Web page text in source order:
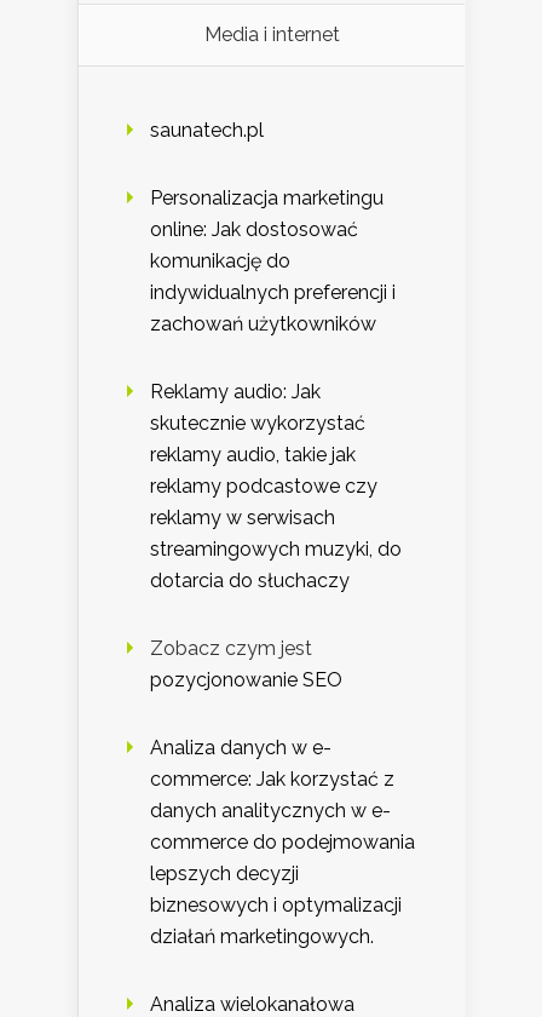
Media i internet
saunatech.pl
Personalizacja marketingu
online: Jak dostosować
komunikację do
indywidualnych preferencji i
zachowań użytkowników
Reklamy audio: Jak
skutecznie wykorzystać
reklamy audio, takie jak
reklamy podcastowe czy
reklamy w serwisach
streamingowych muzyki, do
dotarcia do słuchaczy
Zobacz czym jest
pozycjonowanie SEO
Analiza danych w e-
commerce: Jak korzystać z
danych analitycznych w e-
commerce do podejmowania
lepszych decyzji
biznesowych i optymalizacji
działań marketingowych.
Analiza wielokanałowa